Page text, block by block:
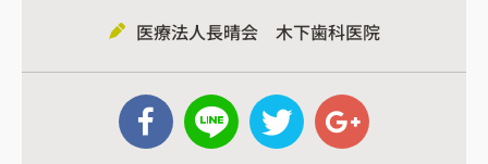
児歯科 – 歯周病治療
– 訪問歯科診療 – 審美治療
医療法人長晴会 木下歯科医院